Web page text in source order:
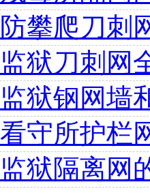
防攀爬刀刺
监狱刀刺网
监狱钢网墙
看守所护栏
监狱隔离网